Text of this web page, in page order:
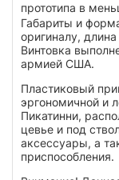
прототипа в
Габариты и
оригиналу,
Винтовка
армией США.
Пластиковый
эргономичной и
Пикатинни,
цевье и под
аксессуары, а
приспособления.